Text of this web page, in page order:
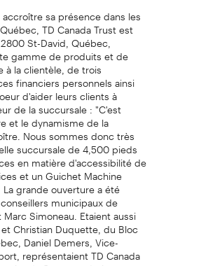
sa présence dans les
TD Canada Trust est
St-David, Québec,
gamme de produits et de
la clientèle, de trois
financiers personnels ainsi
d'aider leurs clients à
de la succursale : "C'est
et le dynamisme de la
Nous sommes donc très
succursale de 4,500 pieds
en matière d'accessibilité de
et un Guichet Machine
grande ouverture a été
municipaux de
Simoneau. Etaient aussi
Christian Duquette, du Bloc
Daniel Demers, Vice-
représentaient TD Canada